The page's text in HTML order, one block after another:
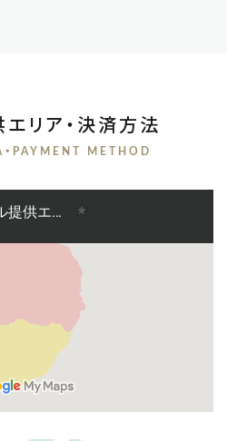
リア・決済方法
PAYMENT METHOD